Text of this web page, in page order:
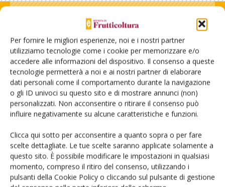
Per fornire le migliori esperienze, noi e i nostri partner
utilizziamo tecnologie come i cookie per memorizzare e/o
accedere alle informazioni del dispositivo. Il consenso a queste
tecnologie permetterà a noi e ai nostri partner di elaborare
dati personali come il comportamento durante la navigazione
o gli ID univoci su questo sito e di mostrare annunci (non)
personalizzati. Non acconsentire o ritirare il consenso può
influire negativamente su alcune caratteristiche e funzioni.
Clicca qui sotto per acconsentire a quanto sopra o per fare
scelte dettagliate. Le tue scelte saranno applicate solamente a
questo sito. È possibile modificare le impostazioni in qualsiasi
momento, compreso il ritiro del consenso, utilizzando i
pulsanti della Cookie Policy o cliccando sul pulsante di gestione
Rimani aggiornato sul mondo
dell’agricoltura
Iscriviti alle nostre newsletter